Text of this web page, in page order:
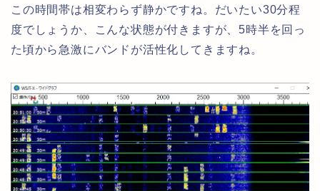
この時間帯は相変わらず静かですね。だいたい30分程
度でしょうか、こんな状態が付きますが、5時半を回っ
た頃から急激にバンドが活性化してきますね。